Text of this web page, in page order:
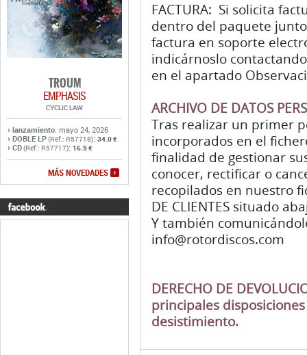
TROUM
EMPHASIS
CYCLIC LAW
lanzamiento: mayo 24, 2026
DOBLE LP(Ref.: R57718): 34.0 €
CD(Ref.: R57717): 16.5 €
MÁS NOVEDADES
FACTURA: Si solicita
dentro del paquete
factura en soporte
indicárnoslo
en el apartado
ARCHIVO DE DATOS
Tras realizar un primer
incorporados en el
finalidad de gestionar
conocer, rectificar o
recopilados en nuestro
DE CLIENTES situado
Y también
info@rotordiscos.com
DERECHO DE
principales
desistimiento.